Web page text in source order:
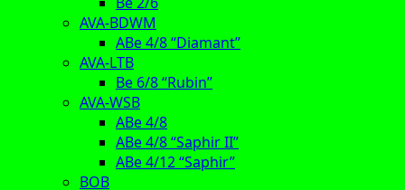
AVA-BDWM
ABe 4/8 “Diamant”
AVA-LTB
Be 6/8 “Rubin”
AVA-WSB
ABe 4/8
ABe 4/8 “Saphir II”
ABe 4/12 “Saphir”
BOB